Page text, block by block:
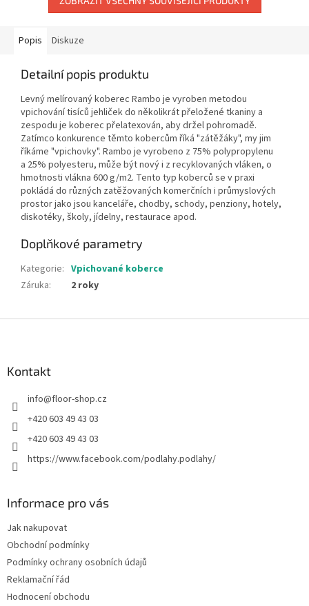
Popis Diskuze
Detailní popis produktu
Levný melírovaný koberec Rambo je vyroben metodou
vpichování tisíců jehliček do několikrát přeložené tkaniny a
zespodu je koberec přelatexován, aby držel pohromadě.
Zatímco konkurence těmto kobercům říká "zátěžáky", my jim
říkáme "vpichovky". Rambo je vyrobeno z 75% polypropylenu
a 25% polyesteru, může být nový i z recyklovaných vláken, o
hmotnosti vlákna 600 g/m2. Tento typ koberců se v praxi
pokládá do různých zatěžovaných komerčních i průmyslových
prostor jako jsou kanceláře, chodby, schody, penziony, hotely,
diskotéky, školy, jídelny, restaurace apod.
Doplňkové parametry
Kategorie: Vpichované koberce
Záruka: 2 roky
Kontakt
info@floor-shop.cz
+420 603 49 43 03
+420 603 49 43 03
https://www.facebook.com/podlahy.podlahy/
Informace pro vás
Jak nakupovat
Obchodní podmínky
Podmínky ochrany osobních údajů
Reklamační řád
Hodnocení obchodu